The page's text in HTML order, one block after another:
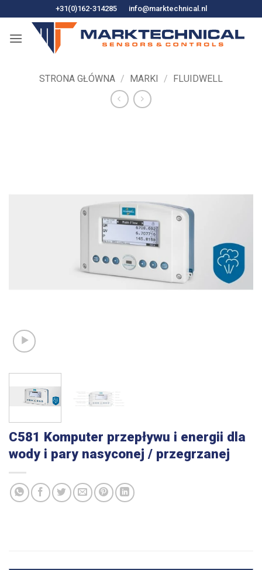
do
treści
+31(0)162-314285 info@marktechnical.nl
STRONA GŁÓWNA / MARKI / FLUIDWELL
C581 Komputer przepływu i energii dla
wody i pary nasyconej / przegrzanej